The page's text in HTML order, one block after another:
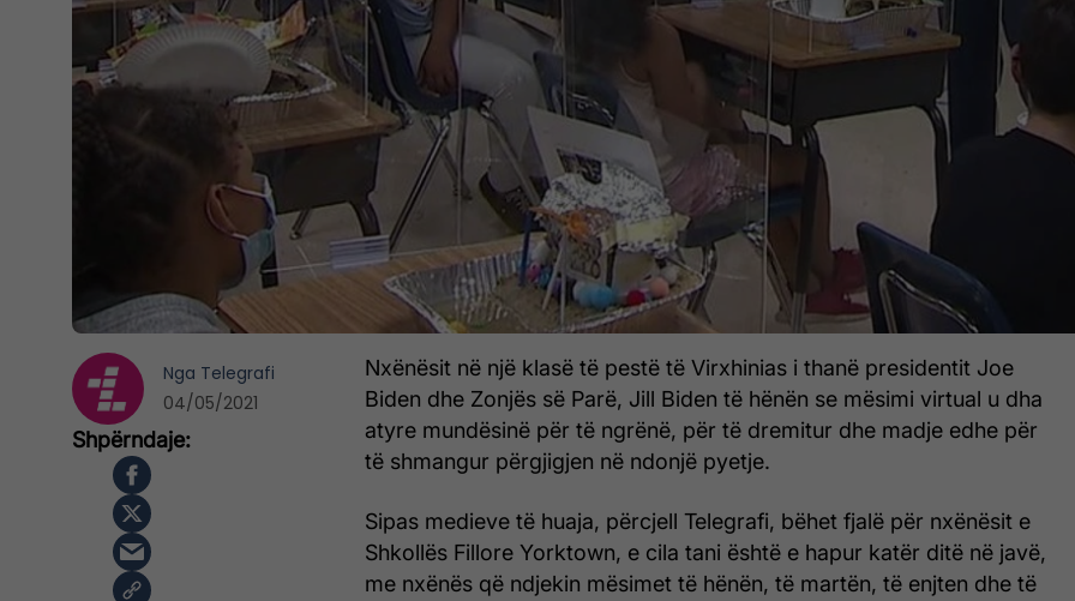
Nxënësit në një klasë të pestë të Virxhinias i thanë presidentit Joe
Biden dhe Zonjës së Parë, Jill Biden të hënën se mësimi virtual u dha
atyre mundësinë për të ngrënë, për të dremitur dhe madje edhe për
të shmangur përgjigjen në ndonjë pyetje.
Sipas medieve të huaja, përcjell Telegrafi, bëhet fjalë për nxënësit e
Shkollës Fillore Yorktown, e cila tani është e hapur katër ditë në javë,
me nxënës që ndjekin mësimet të hënën, të martën, të enjten dhe të
Nga Telegrafi
04/05/2021